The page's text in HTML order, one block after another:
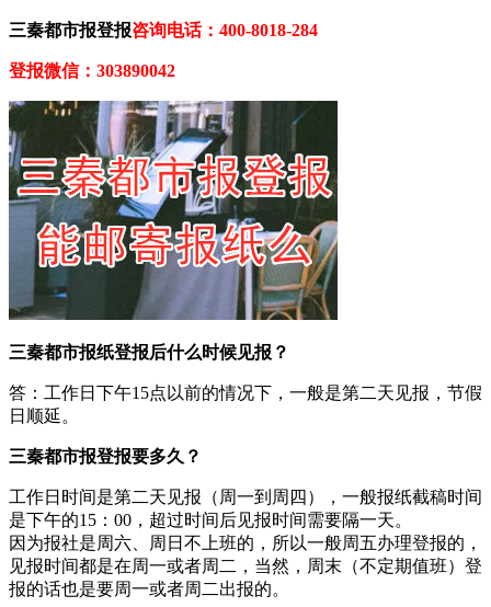
三秦都市报登报咨询电话：400-8018-284
登报微信：303890042
三秦都市报纸登报后什么时候见报？
答：工作日下午15点以前的情况下，一般是第二天见报，节假
日顺延。
三秦都市报登报要多久？
工作日时间是第二天见报（周一到周四），一般报纸截稿时间
是下午的15：00，超过时间后见报时间需要隔一天。
因为报社是周六、周日不上班的，所以一般周五办理登报的，
见报时间都是在周一或者周二，当然，周末（不定期值班）登
报的话也是要周一或者周二出报的。